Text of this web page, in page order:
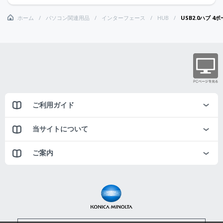
ホーム パソコン関連用品 インターフェース HUB USB2.0ハブ 4
ご利用ガイド
当サイトについて
ご案内